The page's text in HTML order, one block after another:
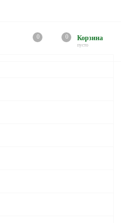
0 0 Корзина
пусто